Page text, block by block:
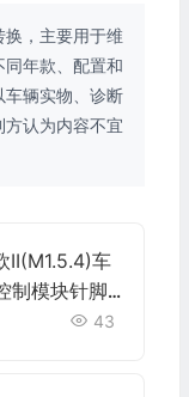
，主要用于维
年款、配置和
辆实物、诊断
认为内容不宜
II(M1.5.4)车
制模块针脚5
43